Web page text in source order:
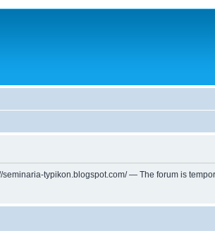
seminaria-typikon.blogspot.com/ — The forum is